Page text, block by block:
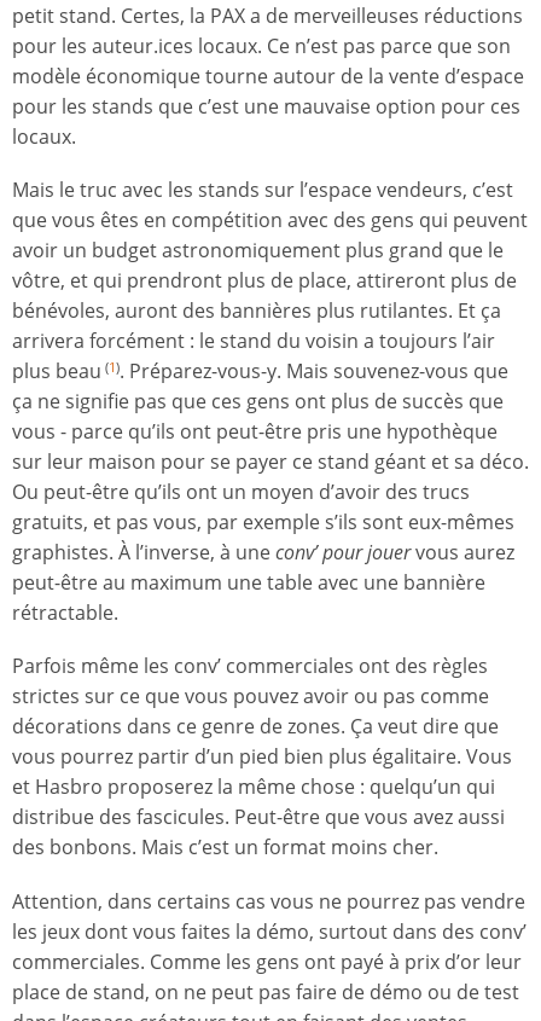
petit stand. Certes, la PAX a de merveilleuses réductions
pour les auteur.ices locaux. Ce n’est pas parce que son
modèle économique tourne autour de la vente d’espace
pour les stands que c’est une mauvaise option pour ces
locaux.
Mais le truc avec les stands sur l’espace vendeurs, c’est
que vous êtes en compétition avec des gens qui peuvent
avoir un budget astronomiquement plus grand que le
vôtre, et qui prendront plus de place, attireront plus de
bénévoles, auront des bannières plus rutilantes. Et ça
arrivera forcément : le stand du voisin a toujours l’air
plus beau (1). Préparez-vous-y. Mais souvenez-vous que
ça ne signifie pas que ces gens ont plus de succès que
vous - parce qu’ils ont peut-être pris une hypothèque
sur leur maison pour se payer ce stand géant et sa déco.
Ou peut-être qu’ils ont un moyen d’avoir des trucs
gratuits, et pas vous, par exemple s’ils sont eux-mêmes
graphistes. À l’inverse, à uneconv’ pour jouervous aurez
peut-être au maximum une table avec une bannière
rétractable.
Parfois même les conv’ commerciales ont des règles
strictes sur ce que vous pouvez avoir ou pas comme
décorations dans ce genre de zones. Ça veut dire que
vous pourrez partir d’un pied bien plus égalitaire. Vous
et Hasbro proposerez la même chose : quelqu’un qui
distribue des fascicules. Peut-être que vous avez aussi
des bonbons. Mais c’est un format moins cher.
Attention, dans certains cas vous ne pourrez pas vendre
les jeux dont vous faites la démo, surtout dans des conv’
commerciales. Comme les gens ont payé à prix d’or leur
place de stand, on ne peut pas faire de démo ou de test